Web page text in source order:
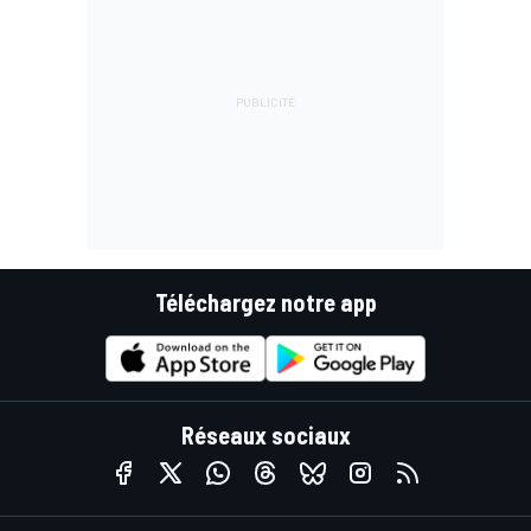
Téléchargez notre app
Réseaux sociaux